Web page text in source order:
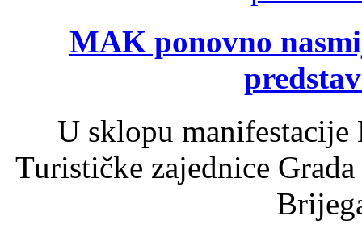
MAK ponovno
U sklopu
Turističke zajednice